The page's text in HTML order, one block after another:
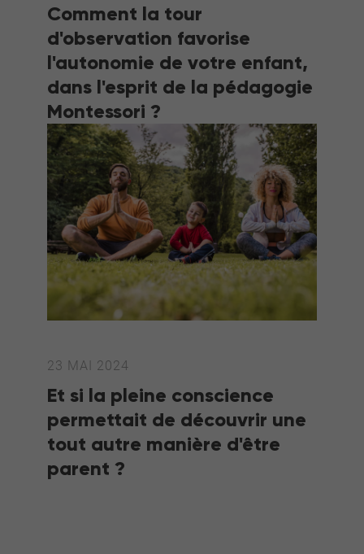
Comment la tour
d'observation favorise
l'autonomie de votre enfant,
dans l'esprit de la pédagogie
Montessori ?
23 MAI 2024
Et si la pleine conscience
permettait de découvrir une
tout autre manière d'être
parent ?